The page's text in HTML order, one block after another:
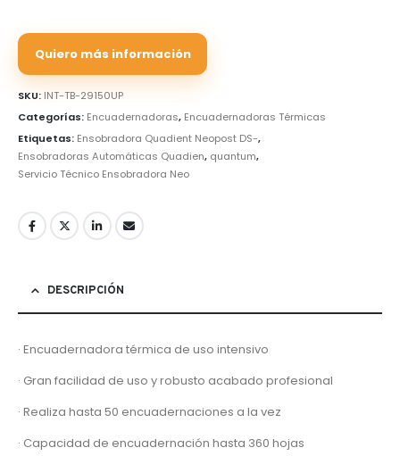
Quiero más información
SKU: INT-TB-29150UP
Categorías: Encuadernadoras, Encuadernadoras Térmicas
Etiquetas: Ensobradora Quadient Neopost DS-,
Ensobradoras Automáticas Quadien, quantum,
Servicio Técnico Ensobradora Neo
DESCRIPCIÓN
· Encuadernadora térmica de uso intensivo
· Gran facilidad de uso y robusto acabado profesional
· Realiza hasta 50 encuadernaciones a la vez
· Capacidad de encuadernación hasta 360 hojas